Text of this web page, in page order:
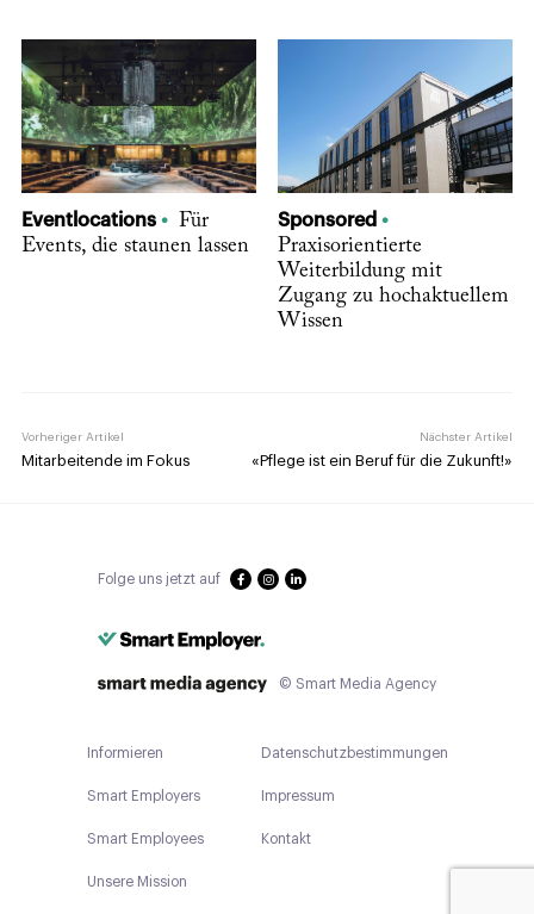
Eventlocations
Für
Events, die staunen lassen
Sponsored
Praxisorientierte
Weiterbildung mit
Zugang zu hochaktuellem
Wissen
Vorheriger Artikel
Mitarbeitende im Fokus
Nächster Artikel
«Pflege ist ein Beruf für die Zukunft!»
Folge uns jetzt auf
© Smart Media Agency
Informieren
Smart Employers
Smart Employees
Unsere Mission
Datenschutzbestimmungen
Impressum
Kontakt